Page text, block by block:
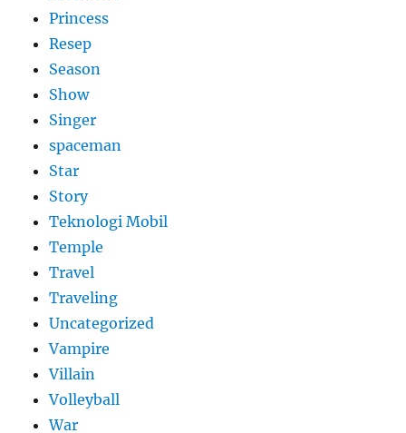
Princess
Resep
Season
Show
Singer
spaceman
Star
Story
Teknologi Mobil
Temple
Travel
Traveling
Uncategorized
Vampire
Villain
Volleyball
War